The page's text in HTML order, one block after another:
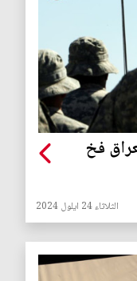
فخ
الثلاثاء 24 ايلول 2024